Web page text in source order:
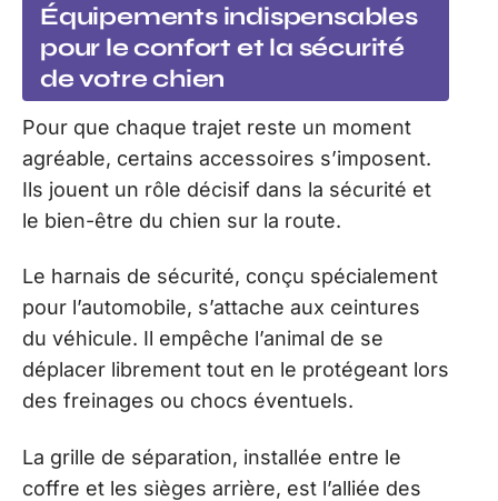
Équipements indispensables
pour le confort et la sécurité
de votre chien
Pour que chaque trajet reste un moment
agréable, certains accessoires s’imposent.
Ils jouent un rôle décisif dans la sécurité et
le bien-être du chien sur la route.
Le harnais de sécurité, conçu spécialement
pour l’automobile, s’attache aux ceintures
du véhicule. Il empêche l’animal de se
déplacer librement tout en le protégeant lors
des freinages ou chocs éventuels.
La grille de séparation, installée entre le
coffre et les sièges arrière, est l’alliée des